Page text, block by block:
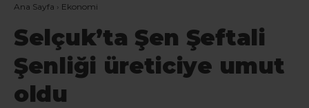
Ana Sayfa › Ekonomi
Selçuk’ta Şen Şeftali
Şenliği üreticiye umut
oldu